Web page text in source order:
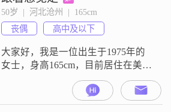
50岁  |  河北沧州  |  165cm
丧偶
高中及以下
大家好，我是一位出生于1975年的
女士，身高165cm，目前居住在美丽
的沧州##3002##我的月收入在3001
到5000元之间，虽然不是很高，但
我很满足，因为我有自己的小生活